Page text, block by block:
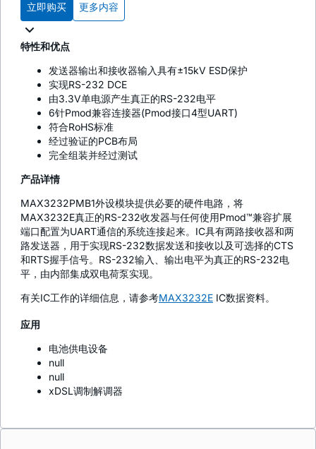
立即购买 更多内容
特性和优点
发送器输出和接收器输入具有±15kV ESD保护
实现RS-232 DCE
由3.3V单电源产生真正的RS-232电平
6针Pmod兼容连接器(Pmod接口4型UART)
符合RoHS标准
经过验证的PCB布局
完全组装并经过测试
产品详情
MAX3232PMB1外设模块提供必要的硬件电路，将
MAX3232E真正的RS-232收发器与任何使用Pmod™兼容扩展
端口配置为UART通信的系统连接起来。IC具有两路接收器和两
路发送器，用于实现RS-232数据发送和接收以及可选择的CTS
和RTS握手信号。RS-232输入、输出电平为真正的RS-232电
平，由内部集成双电荷泵实现。
有关IC工作的详细信息，请参考MAX3232E IC数据资料。
应用
电池供电设备
null
null
xDSL调制解调器